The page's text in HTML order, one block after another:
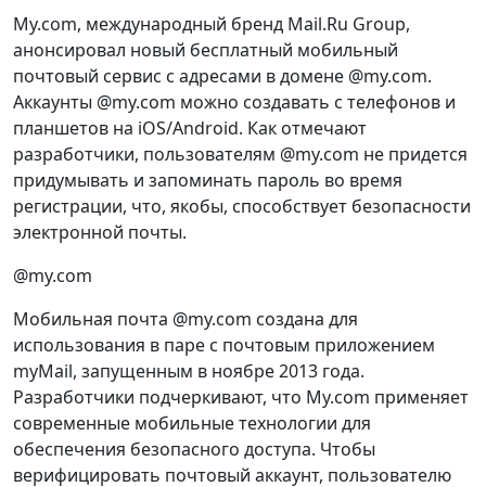
My.com, международный бренд Mail.Ru Group,
анонсировал новый бесплатный мобильный
почтовый сервис с адресами в домене @my.com.
Аккаунты @my.com можно создавать с телефонов и
планшетов на iOS/Android. Как отмечают
разработчики, пользователям @my.com не придется
придумывать и запоминать пароль во время
регистрации, что, якобы, способствует безопасности
электронной почты.
@my.com
Мобильная почта @my.com создана для
использования в паре с почтовым приложением
myMail, запущенным в ноябре 2013 года.
Разработчики подчеркивают, что My.com применяет
современные мобильные технологии для
обеспечения безопасного доступа. Чтобы
верифицировать почтовый аккаунт, пользователю